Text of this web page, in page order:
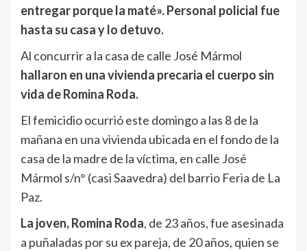
entregar porque la maté». Personal policial fue
hasta su casa y lo detuvo.
Al concurrir a la casa de calle José Mármol
hallaron en una vivienda precaria el cuerpo sin
vida de Romina Roda.
El femicidio ocurrió este domingo a las 8 de la
mañana en una vivienda ubicada en el fondo de la
casa de la madre de la víctima, en calle José
Mármol s/n° (casi Saavedra) del barrio Feria de La
Paz.
La joven, Romina Roda, de 23 años, fue asesinada
a puñaladas por su ex pareja, de 20 años, quien se